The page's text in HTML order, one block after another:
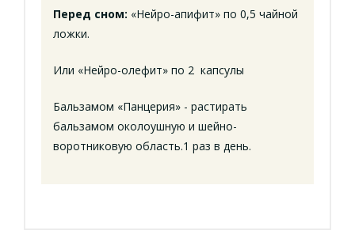
Перед сном: «Нейро-апифит» по 0,5 чайной
ложки.
Или «Нейро-олефит» по 2 капсулы
Бальзамом «Панцерия» - растирать
бальзамом околоушную и шейно-
воротниковую область.1 раз в день.